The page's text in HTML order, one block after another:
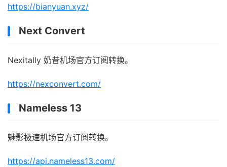
https://bianyuan.xyz/
Next Convert
Nexitally 奶昔机场官方订阅转换。
https://nexconvert.com/
Nameless 13
魅影极速机场官方订阅转换。
https://api.nameless13.com/